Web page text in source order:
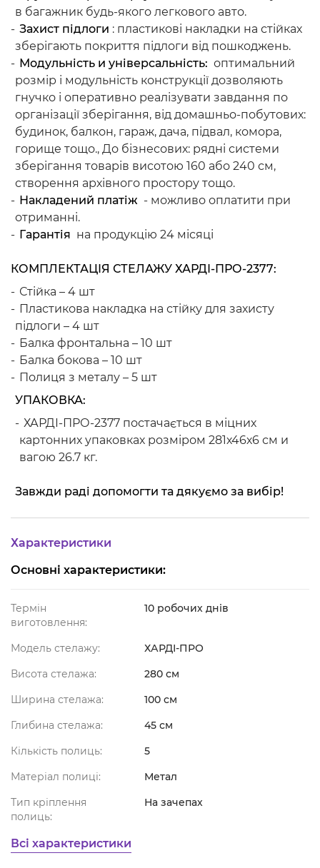
в багажник будь-якого легкового авто.
Захист підлоги : пластикові накладки на стійках
зберігають покриття підлоги від пошкоджень.
Модульність и універсальність: оптимальний
розмір і модульність конструкції дозволяють
гнучко і оперативно реалізувати завдання по
організації зберігання, від домашньо-побутових:
будинок, балкон, гараж, дача, підвал, комора,
горище тощо., До бізнесових: рядні системи
зберігання товарів висотою 160 або 240 см,
створення архівного простору тощо.
Накладений платіж - можливо оплатити при
отриманні.
Гарантія на продукцію 24 місяці
КОМПЛЕКТАЦІЯ СТЕЛАЖУ ХАРДІ-ПРО-2377:
Стійка – 4 шт
Пластикова накладка на стійку для захисту
підлоги – 4 шт
Балка фронтальна – 10 шт
Балка бокова – 10 шт
Полиця з металу – 5 шт
УПАКОВКА:
ХАРДІ-ПРО-2377 постачається в міцних
картонних упаковках розміром 281х46х6 см и
вагою 26.7 кг.
Завжди раді допомогти та дякуємо за вибір!
Характеристики
Основні характеристики:
Термін
виготовлення:
10 робочих днів
Модель стелажу:
ХАРДІ-ПРО
Висота стелажа:
280 см
Ширина стелажа:
100 см
Глибина стелажа:
45 см
Кількість полиць:
5
Матеріал полиці:
Метал
Тип кріплення
полиць:
На зачепах
Всі характеристики